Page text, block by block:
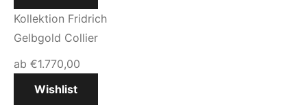
Kollektion Fridrich
Gelbgold Collier
ab €1.770,00
Wishlist